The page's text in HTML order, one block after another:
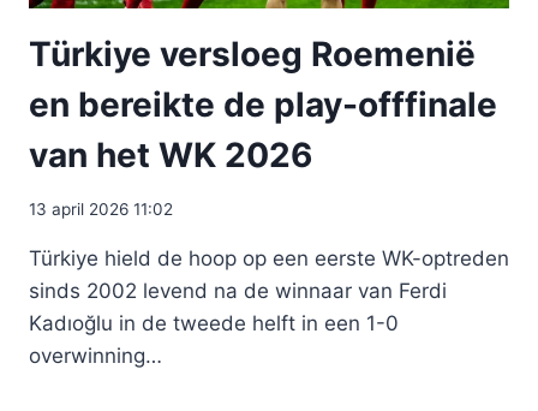
Türkiye versloeg Roemenië
en bereikte de play-offfinale
van het WK 2026
13 april 2026 11:02
Türkiye hield de hoop op een eerste WK-optreden
sinds 2002 levend na de winnaar van Ferdi
Kadıoğlu in de tweede helft in een 1-0
overwinning…